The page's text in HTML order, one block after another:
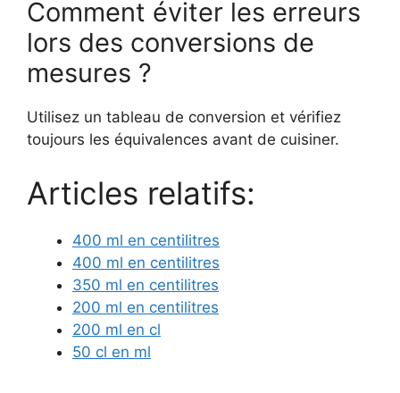
Comment éviter les erreurs
lors des conversions de
mesures ?
Utilisez un tableau de conversion et vérifiez
toujours les équivalences avant de cuisiner.
Articles relatifs:
400 ml en centilitres
400 ml en centilitres
350 ml en centilitres
200 ml en centilitres
200 ml en cl
50 cl en ml